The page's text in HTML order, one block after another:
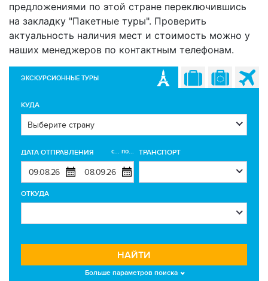
предложениями по этой стране переключившись
на закладку "Пакетные туры". Проверить
актуальность наличия мест и стоимость можно у
наших менеджеров по контактным телефонам.
ЭКСКУРСИОННЫЕ ТУРЫ
КУДА
ДАТА ОТПРАВЛЕНИЯ с... по... ТРАНСПОРТ
ОТКУДА
НАЙТИ
Больше параметров поиска